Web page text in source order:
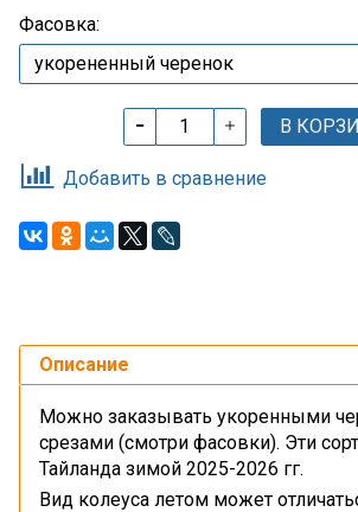
Фасовка:
В
Добавить в сравнение
Описание
Можно заказывать укоренными
срезами (смотри фасовки). Эти
Тайланда зимой 2025-2026 гг.
Вид колеуса летом может